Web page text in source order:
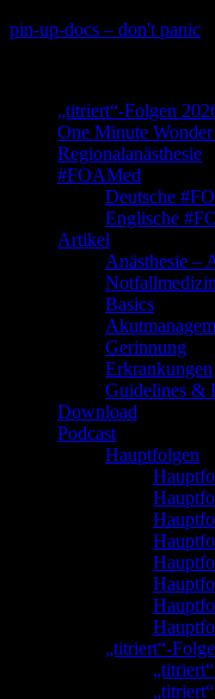
Skip
pin-up-docs – don't panic
„titriert“-Folgen
One Minute
Regionalanästhesie
#FOAMed
Deutsche
Englische
Artikel
Anästhesie –
Notfallmedizin
Basics
Gerinnung
Erkrankungen
Guidelines &
Download
Podcast
Hauptfolgen
„titriert“-